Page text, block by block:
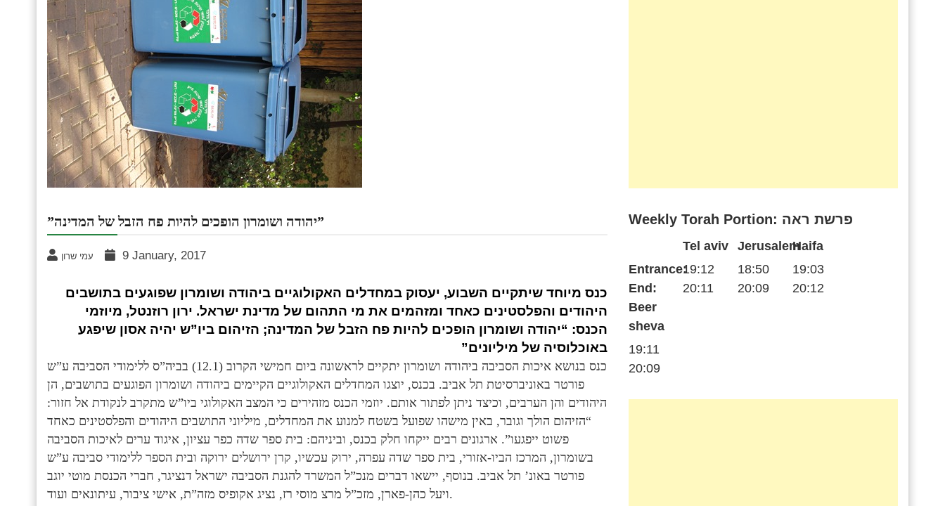
”יהודה ושומרון הופכים להיות פח הזבל של המדינה”
עמי שרון 9 January, 2017
כנס מיוחד שיתקיים השבוע, יעסוק במחדלים האקולוגיים ביהודה ושומרון שפוגעים בתושבים
היהודים והפלסטינים כאחד ומזהמים את מי התהום של מדינת ישראל. ירון רוזנטל, מיוזמי
הכנס: “יהודה ושומרון הופכים להיות פח הזבל של המדינה; הזיהום ביו”ש יהיה אסון שיפגע
באוכלוסיה של מיליונים”
כנס בנושא איכות הסביבה ביהודה ושומרון יתקיים לראשונה ביום חמישי הקרוב (12.1) בביה”ס ללימודי הסביבה ע”ש
פורטר באוניברסיטת תל אביב. בכנס, יוצגו המחדלים האקולוגיים הקיימים ביהודה ושומרון הפוגעים בתושבים, הן
היהודים והן הערבים, וכיצד ניתן לפתור אותם. יוזמי הכנס מזהירים כי המצב האקולוגי ביו”ש מתקרב לנקודת אל חזור:
“הזיהום הולך וגובר, באין מישהו שפועל בשטח למנוע את המחדלים, מיליוני התושבים היהודים והפלסטינים כאחד
פשוט ייפגעו”. ארגונים רבים ייקחו חלק בכנס, וביניהם: בית ספר שדה כפר עציון, איגוד ערים לאיכות הסביבה
בשומרון, המרכז הביו-אזורי, בית ספר שדה עפרה, ירוק עכשיו, קרן ירושלים ירוקה ובית הספר ללימודי סביבה ע”ש
פורטר באונ’ תל אביב. בנוסף, יישאו דברים מנכ”ל המשרד להגנת הסביבה ישראל דנציגר, חברי הכנסת מוטי יוגב
ויעל כהן-פארן, מזכ”ל מרצ מוסי רז, נציג אקופיס מזה”ת, אישי ציבור, עיתונאים ועוד.
Weekly Torah Portion: פרשת ראה
Entrance:
End:
Tel aviv
19:12
20:11
Jerusalem
18:50
20:09
Haifa
19:03
20:12
Beer
sheva
19:11
20:09